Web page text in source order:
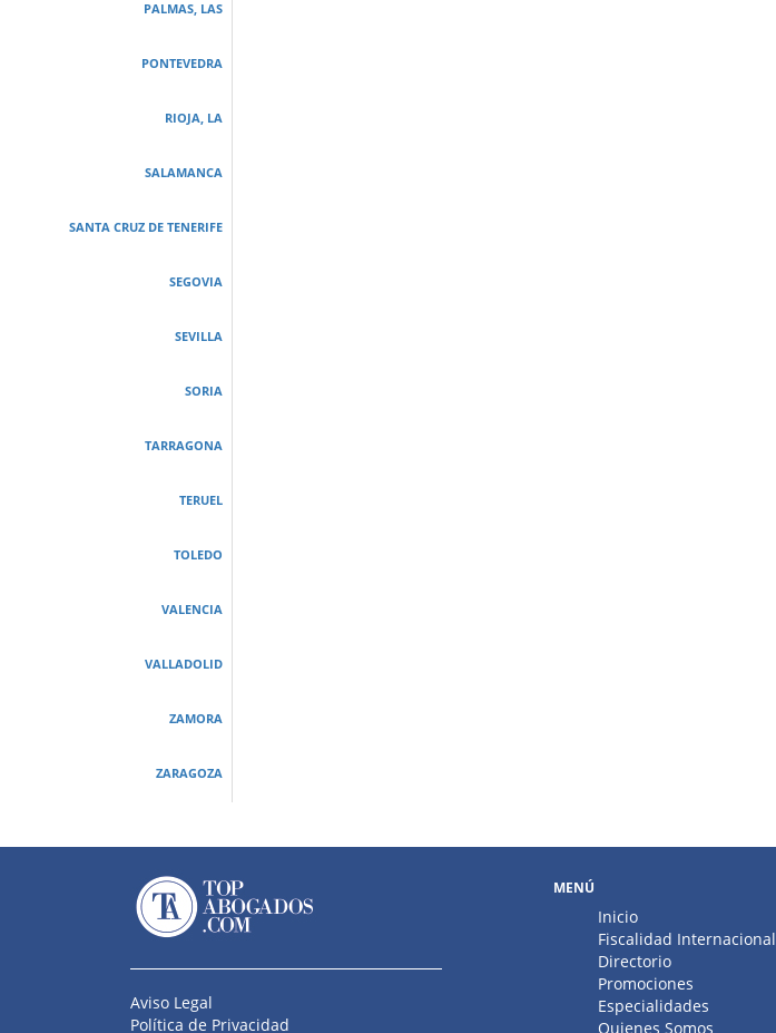
PALMAS, LAS
PONTEVEDRA
RIOJA, LA
SALAMANCA
SANTA CRUZ DE TENERIFE
SEGOVIA
SEVILLA
SORIA
TARRAGONA
TERUEL
TOLEDO
VALENCIA
VALLADOLID
ZAMORA
ZARAGOZA
Aviso Legal
Política de Privacidad
MENÚ
Inicio
Fiscalidad Internacional
Directorio
Promociones
Especialidades
Quienes Somos